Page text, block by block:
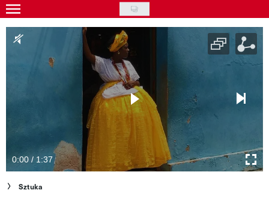
Skip
to
main
Gwiazdy
Uroda
Styl życia
Kultura
Wideo
0:00 / 1:37
Sztuka